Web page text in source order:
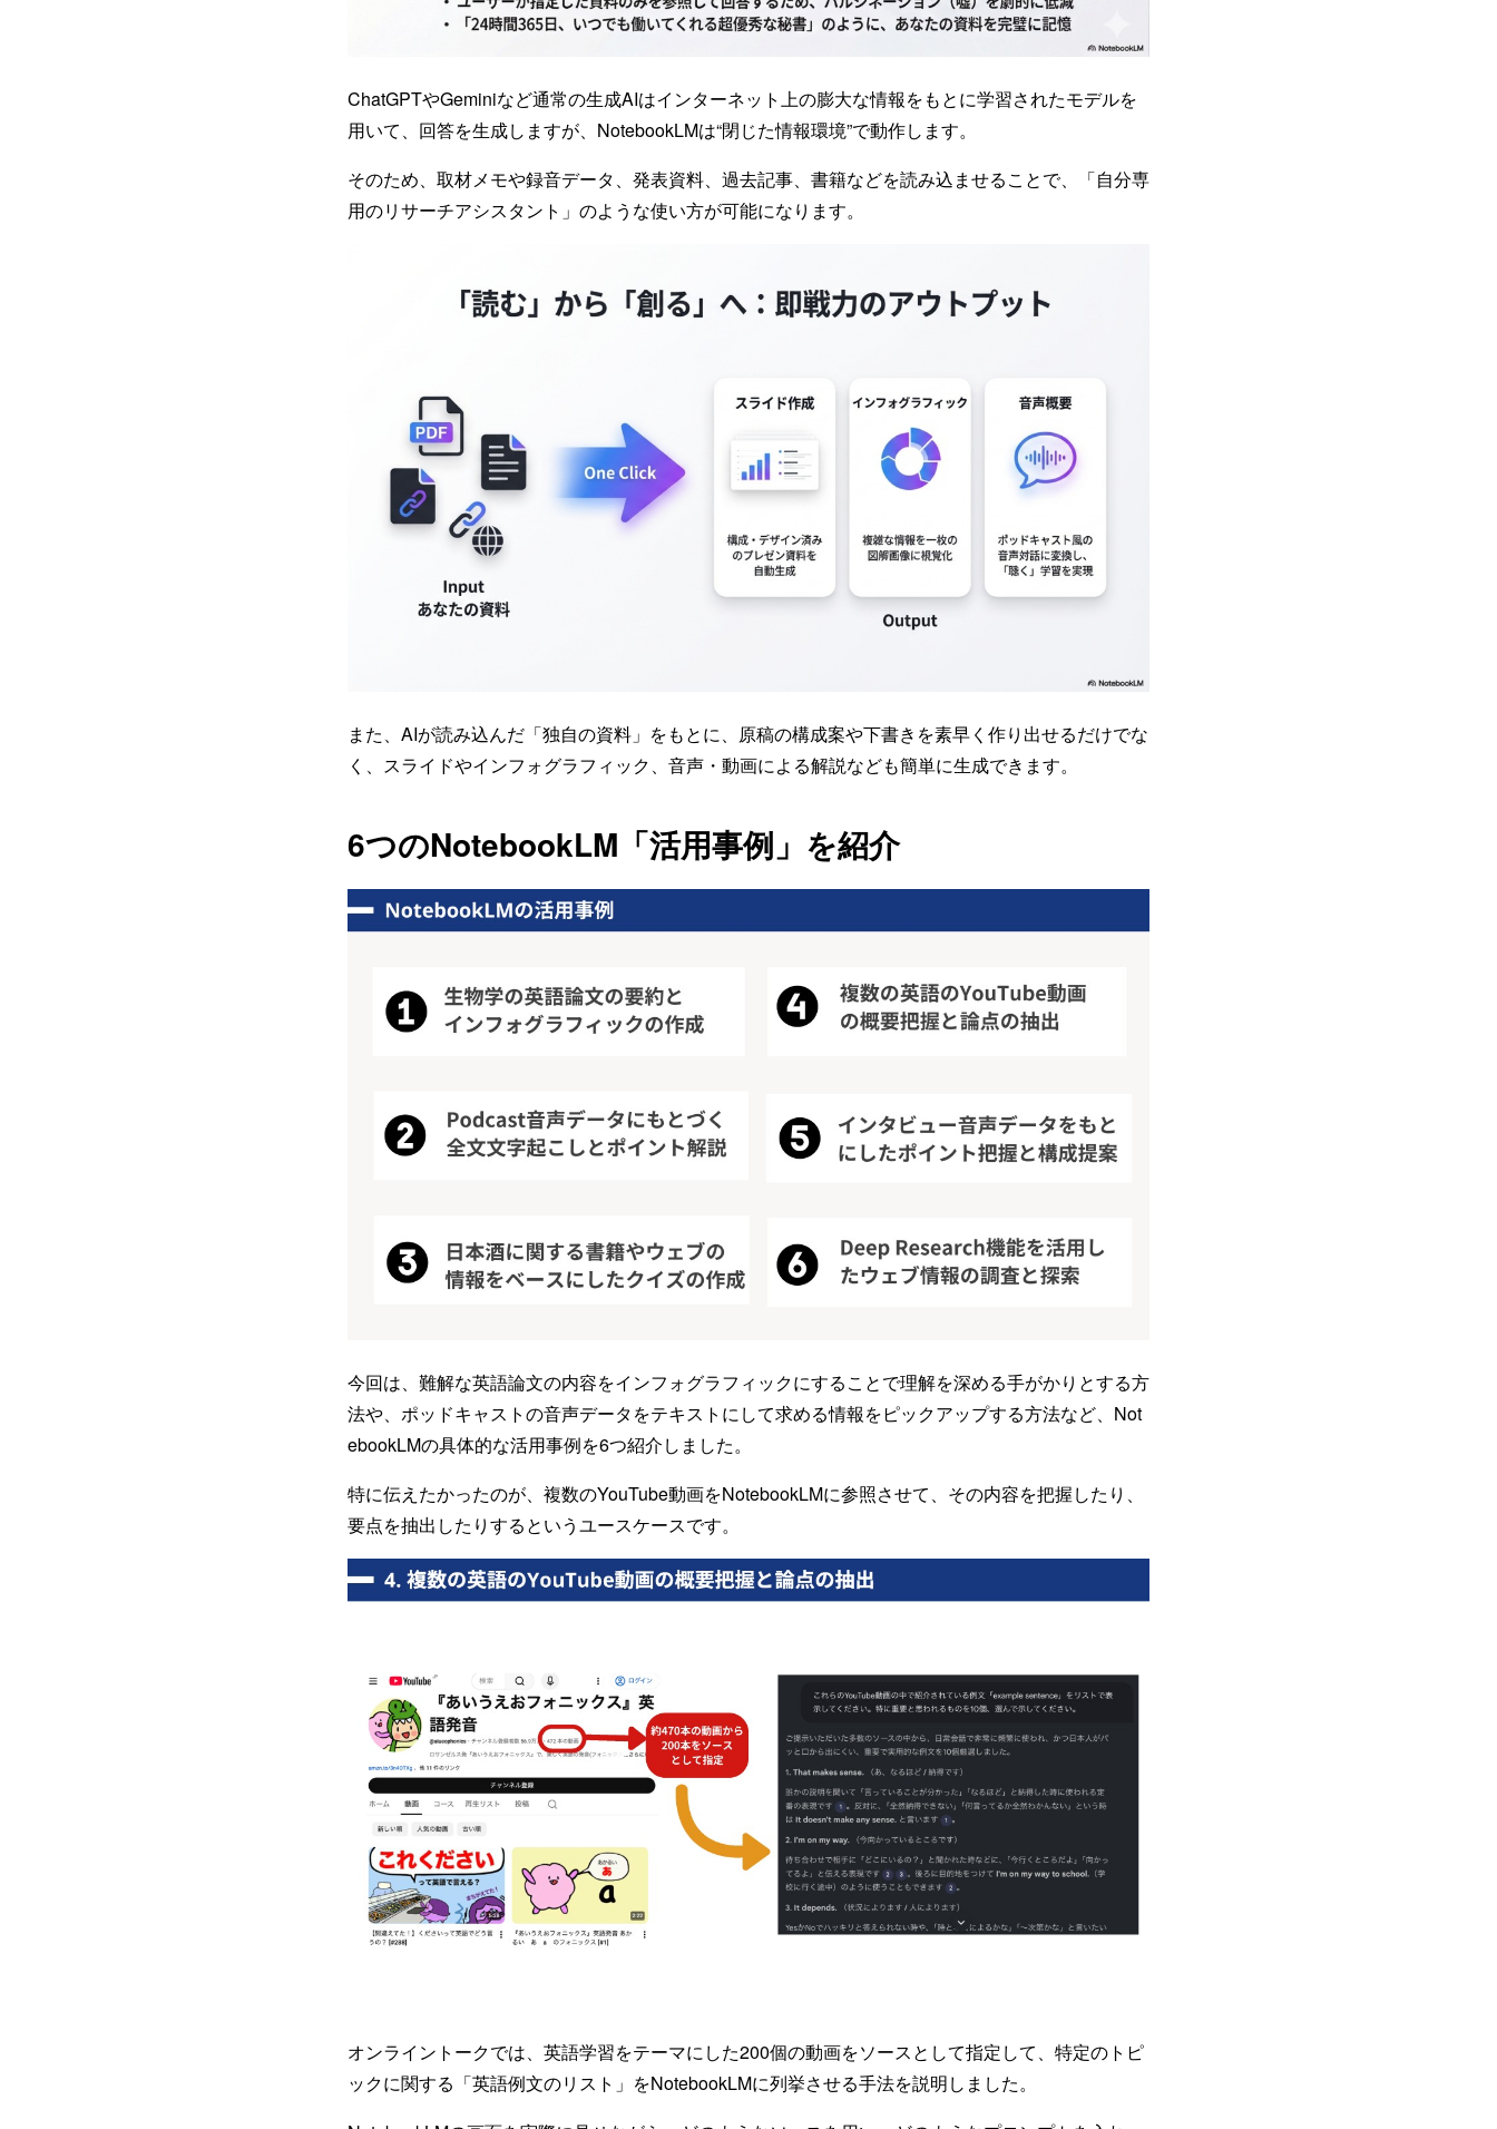
ChatGPTやGeminiなど通常の生成AIはインターネット上の膨大な情報をもとに学習されたモデルを
用いて、回答を生成しますが、NotebookLMは“閉じた情報環境”で動作します。
そのため、取材メモや録音データ、発表資料、過去記事、書籍などを読み込ませることで、「自分専
用のリサーチアシスタント」のような使い方が可能になります。
また、AIが読み込んだ「独自の資料」をもとに、原稿の構成案や下書きを素早く作り出せるだけでな
く、スライドやインフォグラフィック、音声・動画による解説なども簡単に生成できます。
6つのNotebookLM「活用事例」を紹介
今回は、難解な英語論文の内容をインフォグラフィックにすることで理解を深める手がかりとする方
法や、ポッドキャストの音声データをテキストにして求める情報をピックアップする方法など、Not
ebookLMの具体的な活用事例を6つ紹介しました。
特に伝えたかったのが、複数のYouTube動画をNotebookLMに参照させて、その内容を把握したり、
要点を抽出したりするというユースケースです。
オンライントークでは、英語学習をテーマにした200個の動画をソースとして指定して、特定のトピ
ックに関する「英語例文のリスト」をNotebookLMに列挙させる手法を説明しました。